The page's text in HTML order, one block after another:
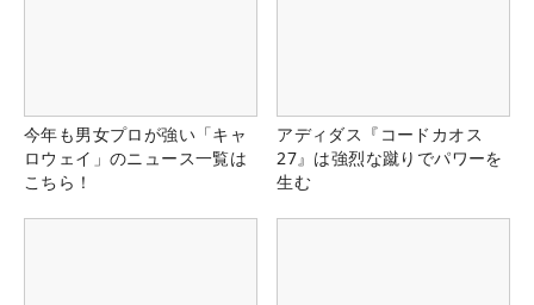
今年も男女プロが強い「キャ
ロウェイ」のニュース一覧は
こちら！
アディダス『コードカオス
27』は強烈な蹴りでパワーを
生む